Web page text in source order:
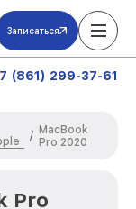
Записаться
(861) 299-37-61
/ MacBook
Pro 2020
Pro